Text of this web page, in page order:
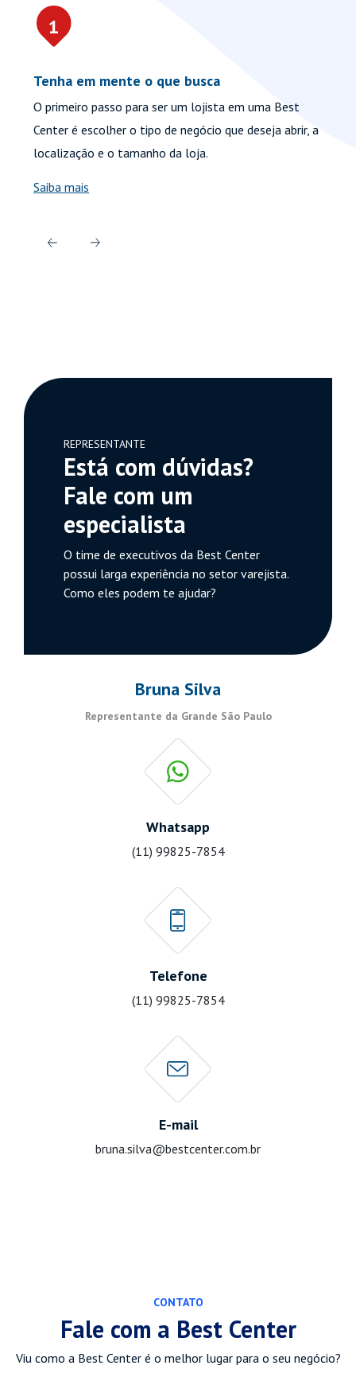
1
Tenha em mente o que busca
O primeiro passo para ser um lojista em uma Best
Center é escolher o tipo de negócio que deseja abrir, a
localização e o tamanho da loja.
Saiba mais
REPRESENTANTE
Está com dúvidas?
Fale com um
especialista
O time de executivos da Best Center
possui larga experiência no setor varejista.
Como eles podem te ajudar?
Bruna Silva
Representante da Grande São Paulo
Whatsapp
(11) 99825-7854
Telefone
(11) 99825-7854
E-mail
bruna.silva@bestcenter.com.br
CONTATO
Fale com a Best Center
Viu como a Best Center é o melhor lugar para o seu negócio?